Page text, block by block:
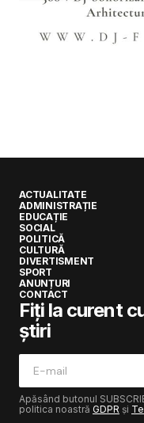
ACTUALITATE
ADMINISTRAȚIE
EDUCAȚIE
SOCIAL
POLITICĂ
CULTURĂ
DIVERTISMENT
SPORT
ANUNȚURI
CONTACT
Fiți la curent
știri
Apăsând butonul
politica noastră GDPR și